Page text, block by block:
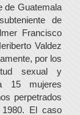
de Guatemala
de
Francisco
Valdez
por los
sexual y
15 mujeres
perpetrados
El caso